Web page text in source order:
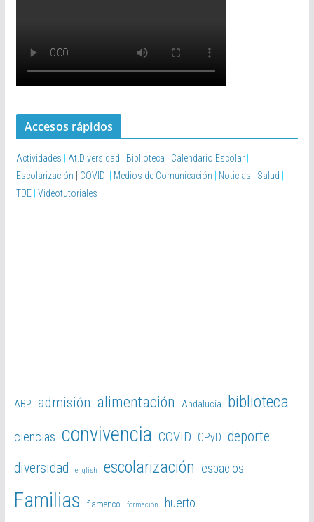
Accesos rápidos
Actividades At.Diversidad Biblioteca Calendario Escolar
Escolarización
COVID Medios de Comunicación Noticias Salud
TDE Videotutoriales
ABP admisión alimentación Andalucía biblioteca
ciencias convivencia COVID CPyD deporte
diversidad english escolarización espacios
Familias flamenco formación huerto